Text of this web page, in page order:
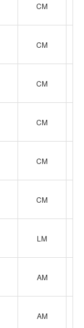
CM
CM
CM
CM
CM
CM
LM
AM
AM